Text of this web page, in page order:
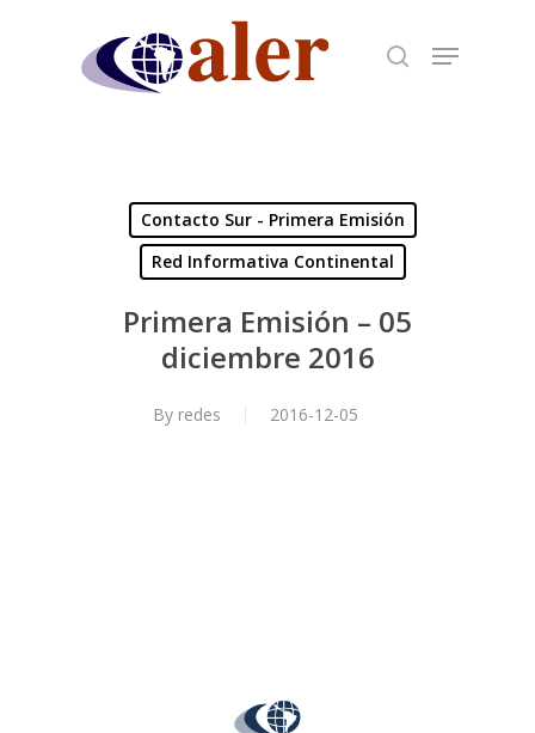
Contacto Sur - Primera Emisión
Red Informativa Continental
Primera Emisión – 05
diciembre 2016
By redes 2016-12-05